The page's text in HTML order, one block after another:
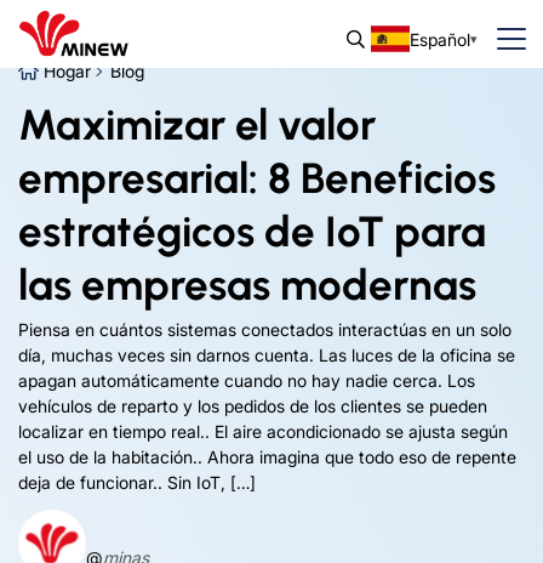
Español
Hogar
Blog
Maximizar el valor
empresarial: 8 Beneficios
estratégicos de IoT para
las empresas modernas
Piensa en cuántos sistemas conectados interactúas en un solo
día, muchas veces sin darnos cuenta. Las luces de la oficina se
apagan automáticamente cuando no hay nadie cerca. Los
vehículos de reparto y los pedidos de los clientes se pueden
localizar en tiempo real.. El aire acondicionado se ajusta según
el uso de la habitación.. Ahora imagina que todo eso de repente
deja de funcionar.. Sin IoT, […]
@minas